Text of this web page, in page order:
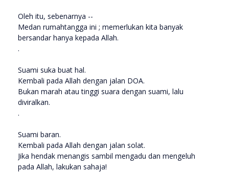
Oleh itu, sebenarnya --
Medan rumahtangga ini ; memerlukan kita banyak
bersandar hanya kepada Allah.
.
Suami suka buat hal.
Kembali pada Allah dengan jalan DOA.
Bukan marah atau tinggi suara dengan suami, lalu
diviralkan.
.
Suami baran.
Kembali pada Allah dengan jalan solat.
Jika hendak menangis sambil mengadu dan mengeluh
pada Allah, lakukan sahaja!